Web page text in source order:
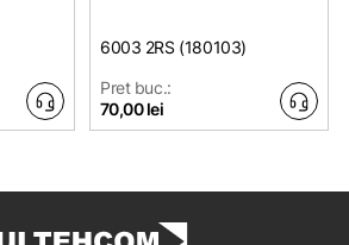
6003 2RS (180103)
Pret buc.:
70,00 lei